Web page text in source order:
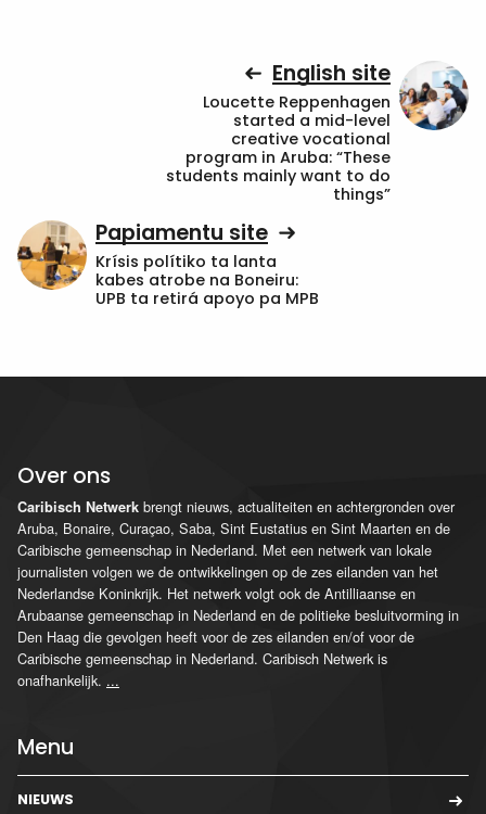
English site
Loucette Reppenhagen
started a mid-level
creative vocational
program in Aruba: “These
students mainly want to do
things”
Papiamentu site
Krísis polítiko ta lanta
kabes atrobe na Boneiru:
UPB ta retirá apoyo pa MPB
Over ons
Caribisch Netwerk brengt nieuws, actualiteiten en achtergronden over
Aruba, Bonaire, Curaçao, Saba, Sint Eustatius en Sint Maarten en de
Caribische gemeenschap in Nederland. Met een netwerk van lokale
journalisten volgen we de ontwikkelingen op de zes eilanden van het
Nederlandse Koninkrijk. Het netwerk volgt ook de Antilliaanse en
Arubaanse gemeenschap in Nederland en de politieke besluitvorming in
Den Haag die gevolgen heeft voor de zes eilanden en/of voor de
Caribische gemeenschap in Nederland. Caribisch Netwerk is
onafhankelijk. ...
Menu
NIEUWS